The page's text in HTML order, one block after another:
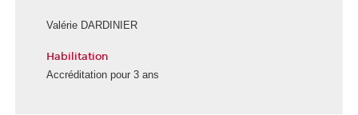
Valérie DARDINIER
Habilitation
Accréditation pour 3 ans